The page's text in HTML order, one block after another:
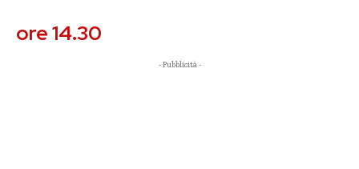
ore 14.30
- Pubblicità -